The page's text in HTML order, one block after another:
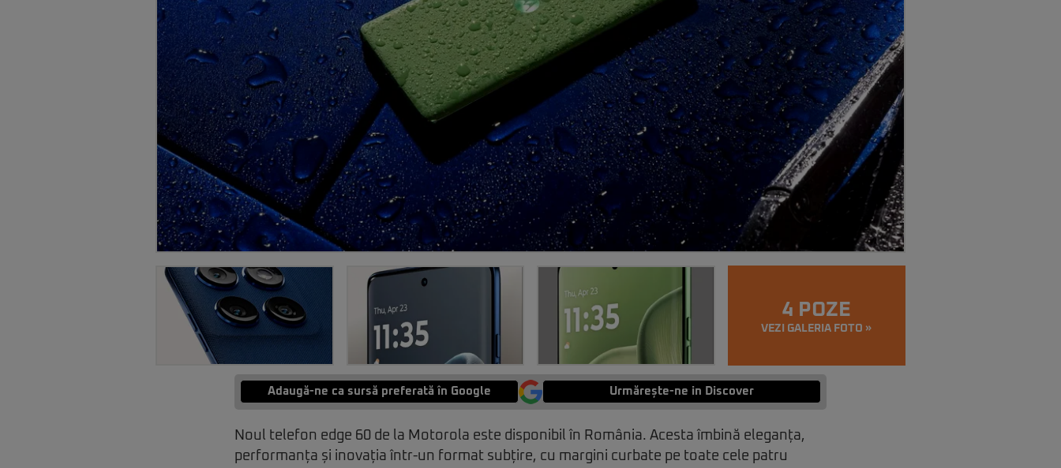
4 POZE
VEZI GALERIA FOTO »
Adaugă-ne ca sursă preferată în Google Urmărește-ne in Discover
Noul telefon edge 60 de la Motorola este disponibil în România. Acesta îmbină eleganța,
performanța și inovația într-un format subțire, cu margini curbate pe toate cele patru